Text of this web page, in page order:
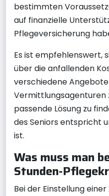
bestimmten
auf finanzielle
Pflegeversicherung
Es ist empfehlenswert,
über die anfallenden
verschiedene
Vermittlungsagenturen
passende Lösung zu
des Seniors entspricht
ist.
Was muss man
Stunden-
Bei der Einstellung